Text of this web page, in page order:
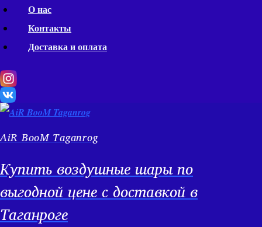
Перейти
к
содержимому
О нас
Контакты
Доставка и оплата
AiR BooM Taganrog
Купить воздушные шары по
выгодной цене с доставкой в
Таганроге